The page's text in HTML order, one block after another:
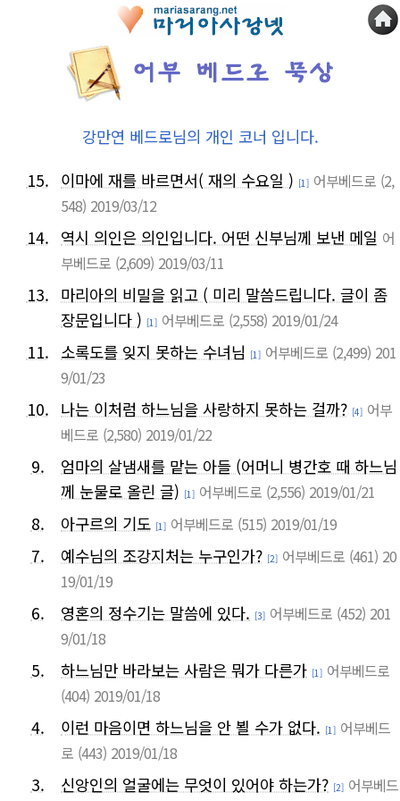
강만연 베드로님의 개인 코너 입니다.
15. 이마에 재를 바르면서( 재의 수요일 ) [1] 어부베드로 (2,
548) 2019/03/12
14. 역시 의인은 의인입니다. 어떤 신부님께 보낸 메일 어
부베드로 (2,609) 2019/03/11
13. 마리아의 비밀을 읽고 ( 미리 말씀드립니다. 글이 좀
장문입니다 ) [1] 어부베드로 (2,558) 2019/01/24
11. 소록도를 잊지 못하는 수녀님 [1] 어부베드로 (2,499) 201
9/01/23
10. 나는 이처럼 하느님을 사랑하지 못하는 걸까? [4] 어부
베드로 (2,580) 2019/01/22
9.
엄마의 살냄새를 맡는 아들 (어머니 병간호 때 하느님
께 눈물로 올린 글) [1] 어부베드로 (2,556) 2019/01/21
8. 아구르의 기도 [1] 어부베드로 (515) 2019/01/19
7. 예수님의 조강지처는 누구인가? [2] 어부베드로 (461) 20
19/01/19
6. 영혼의 정수기는 말씀에 있다. [3] 어부베드로 (452) 201
9/01/18
5. 하느님만 바라보는 사람은 뭐가 다른가 [1] 어부베드로
(404) 2019/01/18
4. 이런 마음이면 하느님을 안 뵐 수가 없다. [1] 어부베드
로 (443) 2019/01/18
3. 신앙인의 얼굴에는 무엇이 있어야 하는가? [2] 어부베드